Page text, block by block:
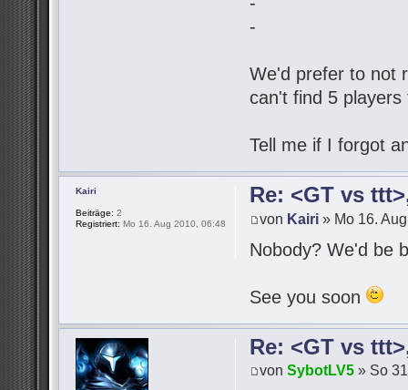
-
We'd prefer to not
can't find 5
Tell me if I forgot
Re: <GT vs
von Kairi » Mo 16.
Nobody? We'd be
See you soon
Kairi
Beiträge: 2
Registriert: Mo 16. Aug 2010, 06:48
Re: <GT vs
vonSybotLV5 » So